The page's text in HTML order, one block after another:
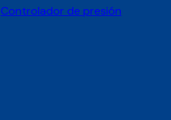
Controlador de presión